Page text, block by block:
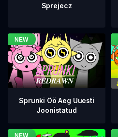
Sprejecz
Sprunki Öö Aeg Uuesti
Joonistatud